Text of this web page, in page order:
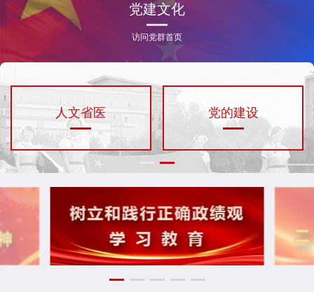
党建文化
访问党群首页
人文省医 党的建设